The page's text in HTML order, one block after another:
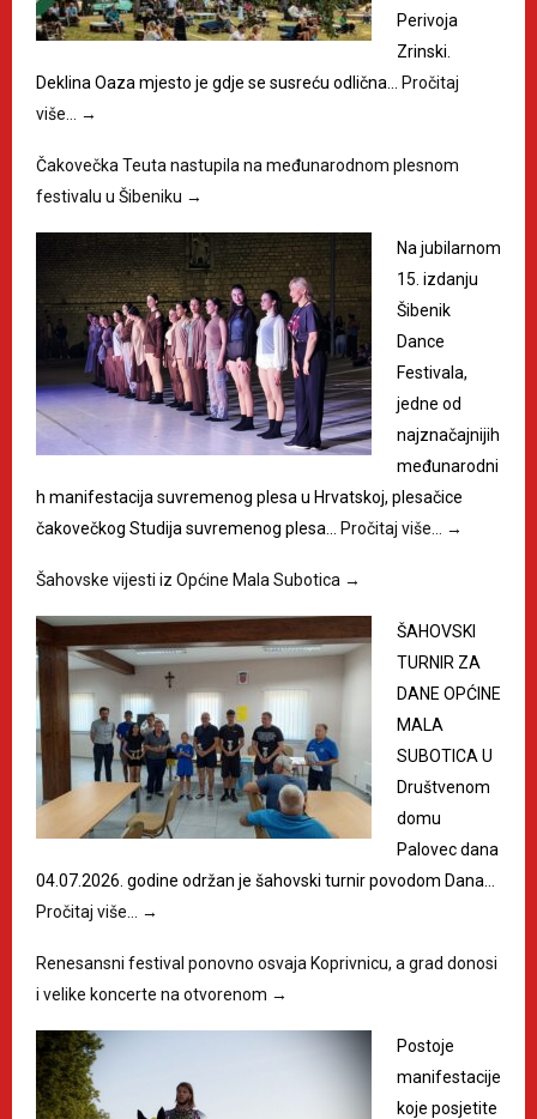
Perivoja
Zrinski.
Deklina Oaza mjesto je gdje se susreću odlična…
Pročitaj
više…
→
Čakovečka Teuta nastupila na međunarodnom plesnom
festivalu u Šibeniku →
Na jubilarnom
15. izdanju
Šibenik
Dance
Festivala,
jedne od
najznačajnijih
međunarodni
h manifestacija suvremenog plesa u Hrvatskoj, plesačice
čakovečkog Studija suvremenog plesa…
Pročitaj više… →
Šahovske vijesti iz Općine Mala Subotica →
ŠAHOVSKI
TURNIR ZA
DANE OPĆINE
MALA
SUBOTICA U
Društvenom
domu
Palovec dana
04.07.2026. godine održan je šahovski turnir povodom Dana…
Pročitaj više…
→
Renesansni festival ponovno osvaja Koprivnicu, a grad donosi
i velike koncerte na otvorenom →
Postoje
manifestacije
koje posjetite